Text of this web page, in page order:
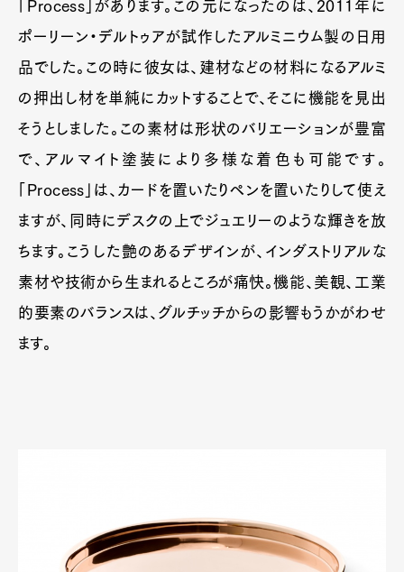
「Process」があります。この元になったのは、2011年に
ポーリーン・デルトゥアが試作したアルミニウム製の日用
品でした。この時に彼女は、建材などの材料になるアルミ
の押出し材を単純にカットすることで、そこに機能を見出
そうとしました。この素材は形状のバリエーションが豊富
で、アルマイト塗装により多様な着色も可能です。
「Process」は、カードを置いたりペンを置いたりして使え
ますが、同時にデスクの上でジュエリーのような輝きを放
ちます。こうした艶のあるデザインが、インダストリアルな
素材や技術から生まれるところが痛快。機能、美観、工業
的要素のバランスは、グルチッチからの影響もうかがわせ
ます。